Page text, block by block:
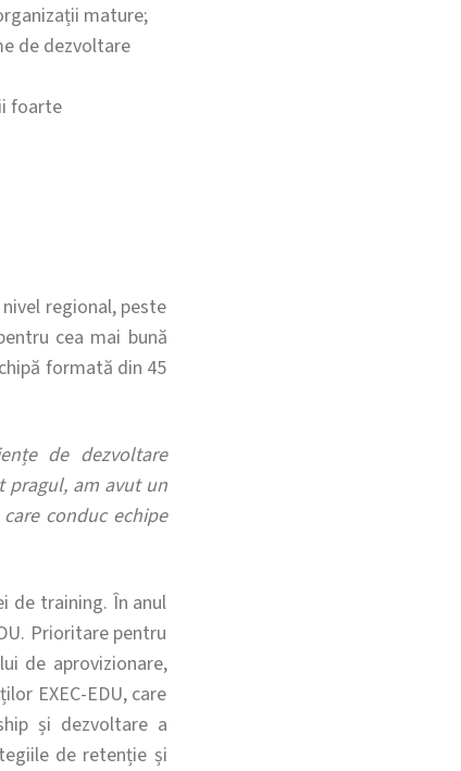
mature;
de dezvoltare
foarte
regional, peste
cea mai bună
formată din 45
de dezvoltare
pragul, am avut un
conduc echipe
de training. În anul
Prioritare pentru
de aprovizionare,
EXEC-EDU, care
și dezvoltare a
de retenție și